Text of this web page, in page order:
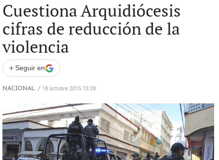
Cuestiona Arquidiócesis
cifras de reducción de la
violencia
+ Seguir en
NACIONAL / 18 octubre 2015 15:28